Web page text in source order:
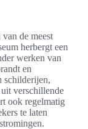
van de meest
herbergt een
werken van
en
schilderijen,
verschillende
ook regelmatig
te laten